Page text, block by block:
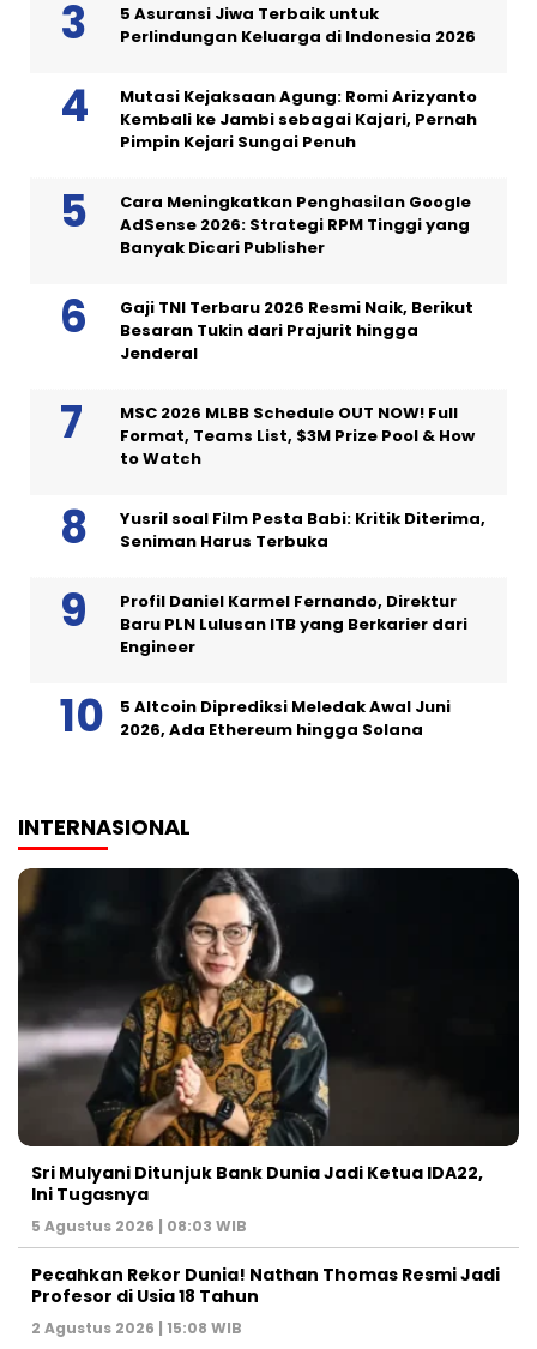
5 Asuransi Jiwa Terbaik untuk
Perlindungan Keluarga di Indonesia 2026
Mutasi Kejaksaan Agung: Romi Arizyanto
Kembali ke Jambi sebagai Kajari, Pernah
Pimpin Kejari Sungai Penuh
Cara Meningkatkan Penghasilan Google
AdSense 2026: Strategi RPM Tinggi yang
Banyak Dicari Publisher
Gaji TNI Terbaru 2026 Resmi Naik, Berikut
Besaran Tukin dari Prajurit hingga
Jenderal
MSC 2026 MLBB Schedule OUT NOW! Full
Format, Teams List, $3M Prize Pool & How
to Watch
Yusril soal Film Pesta Babi: Kritik Diterima,
Seniman Harus Terbuka
Profil Daniel Karmel Fernando, Direktur
Baru PLN Lulusan ITB yang Berkarier dari
Engineer
5 Altcoin Diprediksi Meledak Awal Juni
2026, Ada Ethereum hingga Solana
INTERNASIONAL
Sri Mulyani Ditunjuk Bank Dunia Jadi Ketua IDA22,
Ini Tugasnya
5 Agustus 2026 | 08:03 WIB
Pecahkan Rekor Dunia! Nathan Thomas Resmi Jadi
Profesor di Usia 18 Tahun
2 Agustus 2026 | 15:08 WIB